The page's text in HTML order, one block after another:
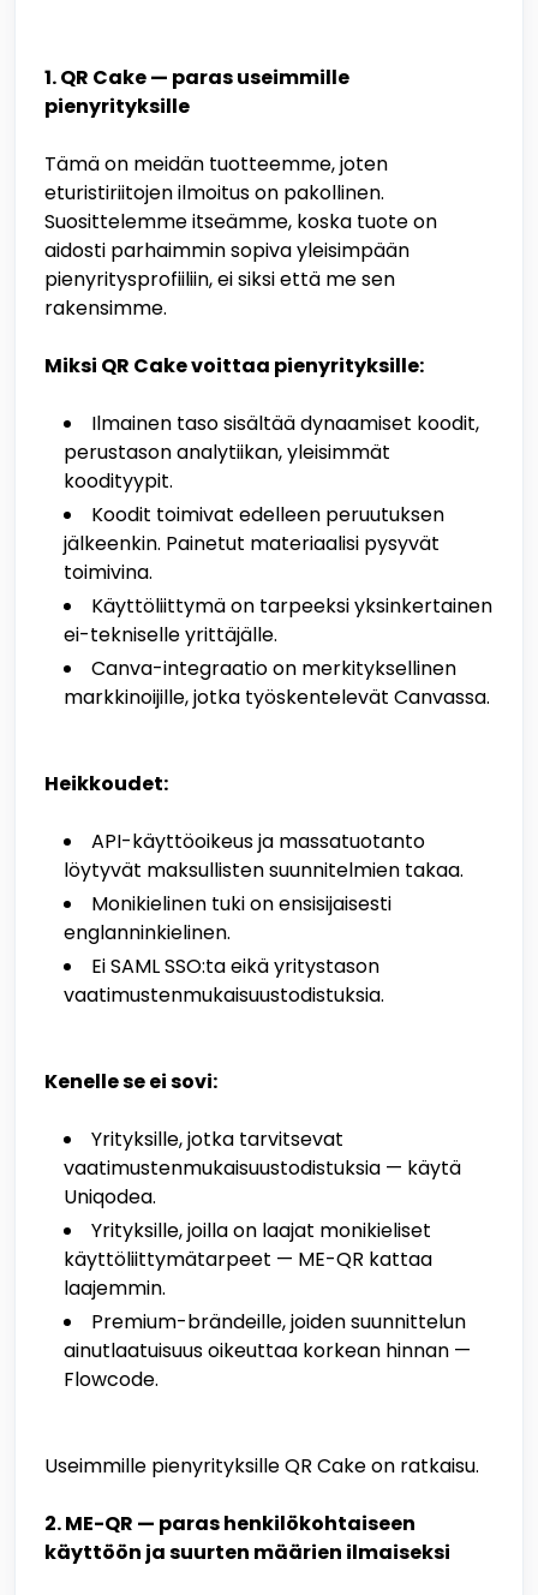
1. QR Cake — paras useimmille
pienyrityksille
Tämä on meidän tuotteemme, joten
eturistiriitojen ilmoitus on pakollinen.
Suosittelemme itseämme, koska tuote on
aidosti parhaimmin sopiva yleisimpään
pienyritysprofiiliin, ei siksi että me sen
rakensimme.
Miksi QR Cake voittaa pienyrityksille:
Ilmainen taso sisältää dynaamiset koodit,
perustason analytiikan, yleisimmät
koodityypit.
Koodit toimivat edelleen peruutuksen
jälkeenkin. Painetut materiaalisi pysyvät
toimivina.
Käyttöliittymä on tarpeeksi yksinkertainen
ei-tekniselle yrittäjälle.
Canva-integraatio on merkityksellinen
markkinoijille, jotka työskentelevät Canvassa.
Heikkoudet:
API-käyttöoikeus ja massatuotanto
löytyvät maksullisten suunnitelmien takaa.
Monikielinen tuki on ensisijaisesti
englanninkielinen.
Ei SAML SSO:ta eikä yritystason
vaatimustenmukaisuustodistuksia.
Kenelle se ei sovi:
Yrityksille, jotka tarvitsevat
vaatimustenmukaisuustodistuksia — käytä
Uniqodea.
Yrityksille, joilla on laajat monikieliset
käyttöliittymätarpeet — ME-QR kattaa
laajemmin.
Premium-brändeille, joiden suunnittelun
ainutlaatuisuus oikeuttaa korkean hinnan —
Flowcode.
Useimmille pienyrityksille QR Cake on ratkaisu.
2. ME-QR — paras henkilökohtaiseen
käyttöön ja suurten määrien ilmaiseksi